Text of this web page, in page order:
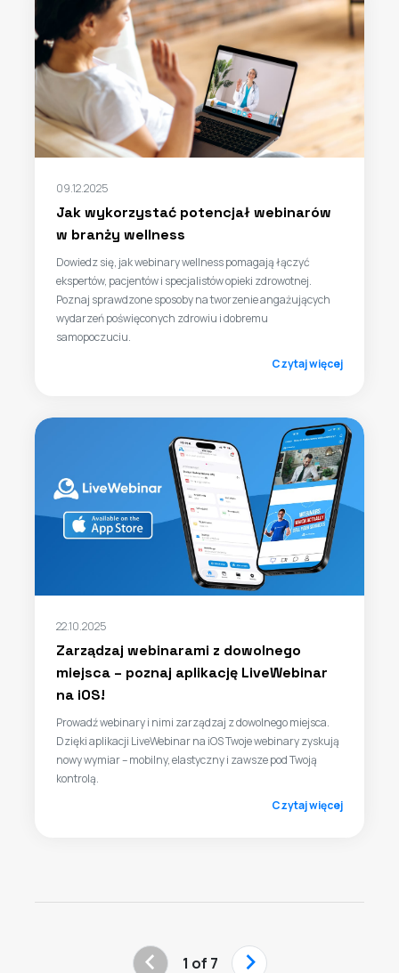
09.12.2025
Jak wykorzystać potencjał webinarów
w branży wellness
Dowiedz się, jak webinary wellness pomagają łączyć
ekspertów, pacjentów i specjalistów opieki zdrowotnej.
Poznaj sprawdzone sposoby na tworzenie angażujących
wydarzeń poświęconych zdrowiu i dobremu
samopoczuciu.
Czytaj więcej
22.10.2025
Zarządzaj webinarami z dowolnego
miejsca – poznaj aplikację LiveWebinar
na iOS!
Prowadź webinary i nimi zarządzaj z dowolnego miejsca.
Dzięki aplikacji LiveWebinar na iOS Twoje webinary zyskują
nowy wymiar – mobilny, elastyczny i zawsze pod Twoją
kontrolą.
Czytaj więcej
‹ 1 of 7 ›